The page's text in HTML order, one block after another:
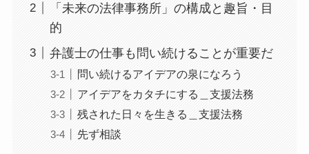
「未来の法律事務所」の構成と趣旨・目
的
弁護士の仕事も問い続けることが重要だ
問い続けるアイデアの泉になろう
アイデアをカタチにする＿支援法務
残された日々を生きる＿支援法務
先ず相談